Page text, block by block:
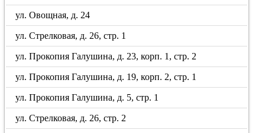
ул. Овощная, д. 24
ул. Стрелковая, д. 26, стр. 1
ул. Прокопия Галушина, д. 23, корп. 1, стр. 2
ул. Прокопия Галушина, д. 19, корп. 2, стр. 1
ул. Прокопия Галушина, д. 5, стр. 1
ул. Стрелковая, д. 26, стр. 2